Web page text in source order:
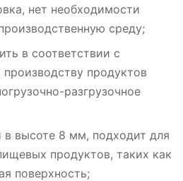
нет необходимости
среду;
в соответствии с
продуктов
разгрузочное
в высоте 8 мм, подходит для
продуктов, таких как
поверхность;